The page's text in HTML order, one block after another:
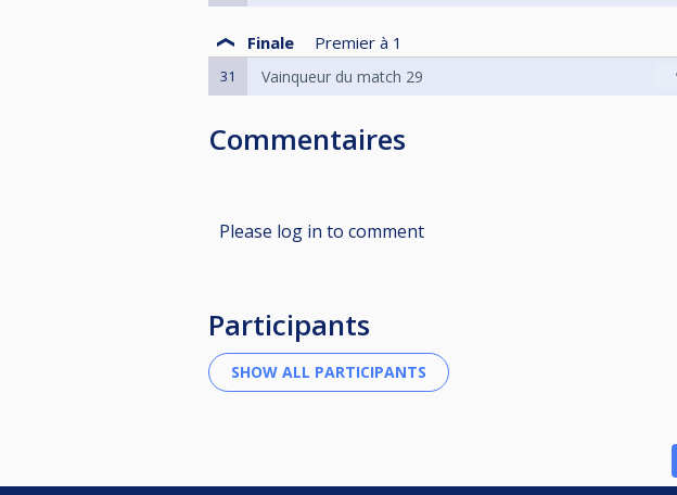
Finale Premier à 1
31 Vainqueur du match 29
Commentaires
Please log in to comment
Participants